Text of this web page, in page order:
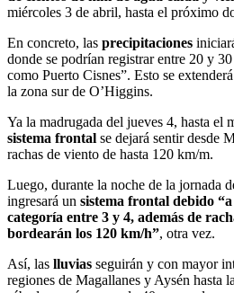
miércoles 3 de abril, hasta el próximo
En concreto, las precipitaciones
donde se podrían registrar entre 20 y
como Puerto Cisnes”. Esto se
la zona sur de O’Higgins.
Ya la madrugada del jueves 4, hasta el
sistema frontal se dejará sentir desde
rachas de viento de hasta 120 km/m.
Luego, durante la noche de la jornada
ingresará un sistema frontal debido
categoría entre 3 y 4, además de
bordearán los 120 km/h”, otra vez.
Así, las lluvias seguirán y con mayor
regiones de Magallanes y Aysén hasta